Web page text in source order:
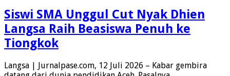
Siswi SMA Unggul Cut Nyak Dhien
Langsa Raih Beasiswa Penuh ke
Tiongkok
Langsa | Jurnalpase.com, 12 Juli 2026 – Kabar gembira